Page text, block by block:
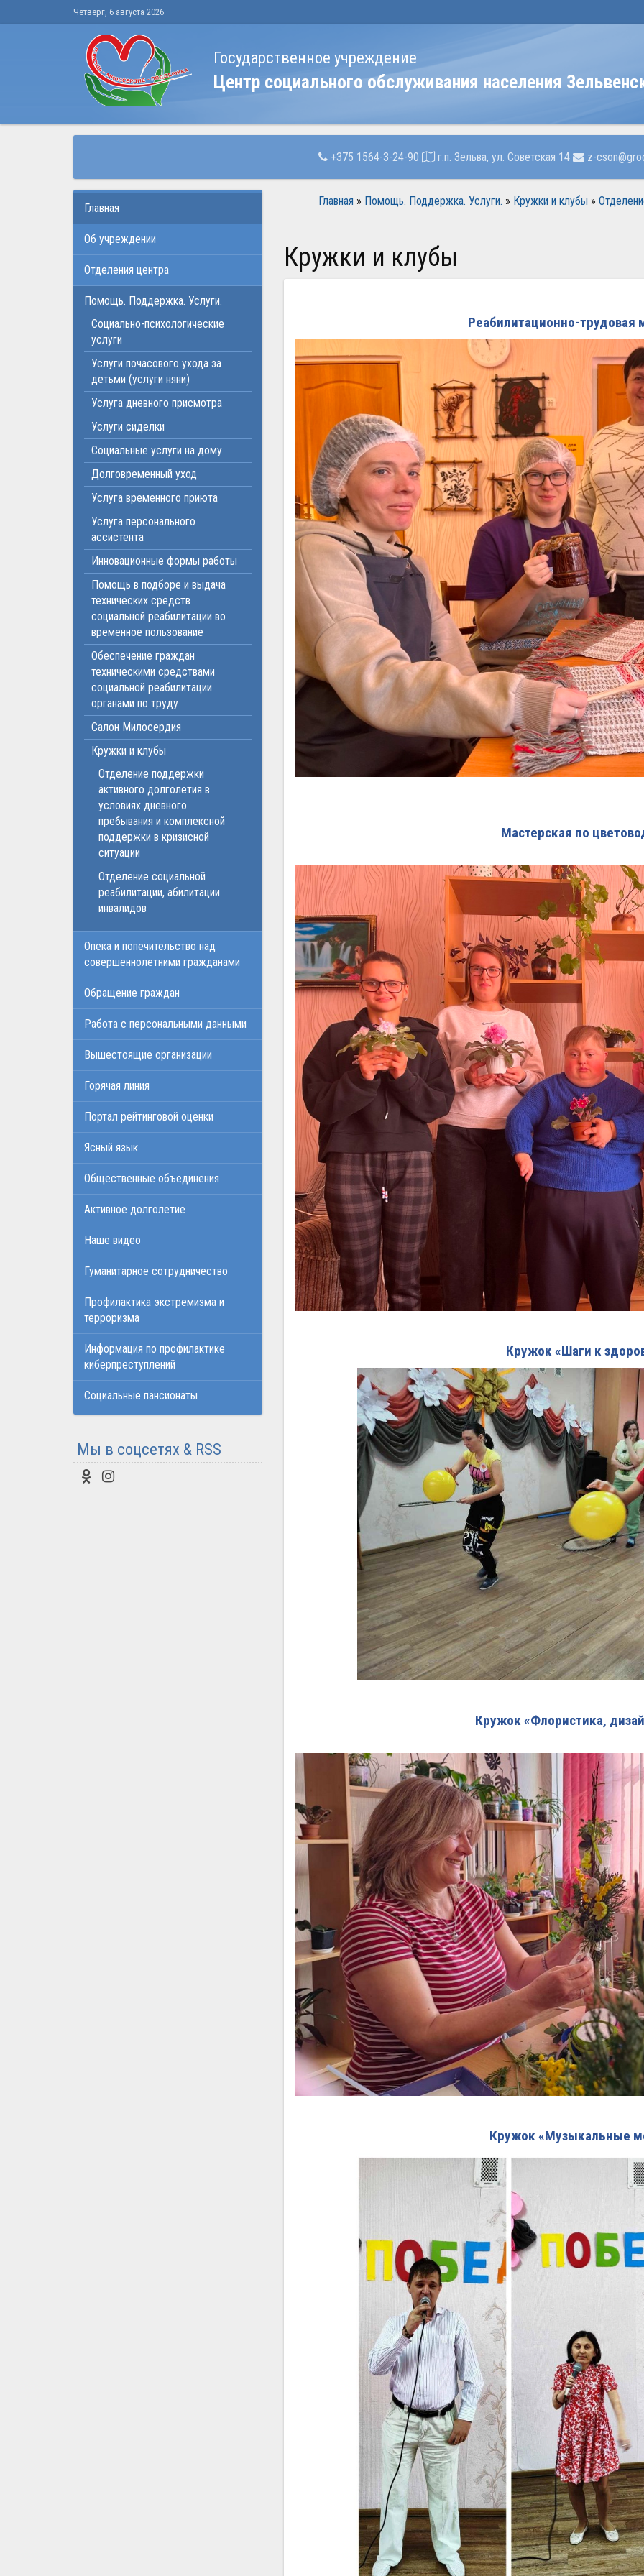
Четверг, 6 августа 2026
Государственное учреждение
Центр социального обслуживания населения
+375 1564-3-24-90 г.п. Зельва, ул. Советская 14 z-
Главная » Помощь. Поддержка. Услуги. » Кружки и клубы »
Кружки и клубы
Реабилитационно-трудовая
Мастерская по
Кружок «Шаги к
Кружок «Флористика,
Кружок «Музыкальные
Главная
Об учреждении
Отделения центра
Помощь. Поддержка. Услуги.
Социально-психологические
услуги
Услуги почасового ухода за
детьми (услуги няни)
Услуга дневного присмотра
Услуги сиделки
Социальные услуги на дому
Долговременный уход
Услуга временного приюта
Услуга персонального
ассистента
Инновационные формы работы
Помощь в подборе и выдача
технических средств
социальной реабилитации во
временное пользование
Обеспечение граждан
техническими средствами
социальной реабилитации
органами по труду
Салон Милосердия
Кружки и клубы
Отделение поддержки
активного долголетия в
условиях дневного
пребывания и комплексной
поддержки в кризисной
ситуации
Отделение социальной
реабилитации, абилитации
инвалидов
Опека и попечительство над
совершеннолетними гражданами
Обращение граждан
Работа с персональными данными
Вышестоящие организации
Горячая линия
Портал рейтинговой оценки
Ясный язык
Общественные объединения
Активное долголетие
Наше видео
Гуманитарное сотрудничество
Профилактика экстремизма и
терроризма
Информация по профилактике
киберпреступлений
Социальные пансионаты
Мы в соцсетях & RSS